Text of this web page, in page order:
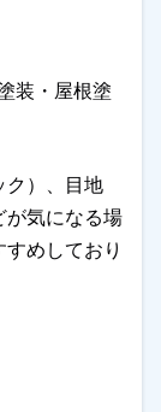
装・屋根塗
ク）、目地
が気になる場
めしており